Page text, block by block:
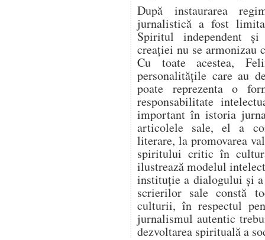
După instaurarea
jurnalistică a fost
Spiritul independent
creației nu se armonizau
Cu toate acestea,
personalitățile care au
poate reprezenta o
responsabilitate
important în istoria
articolele sale, el a
literare, la promovarea
spiritului critic în
ilustrează modelul
instituție a dialogului și
scrierilor sale constă
culturii, în respectul
jurnalismul autentic
dezvoltarea spirituală a